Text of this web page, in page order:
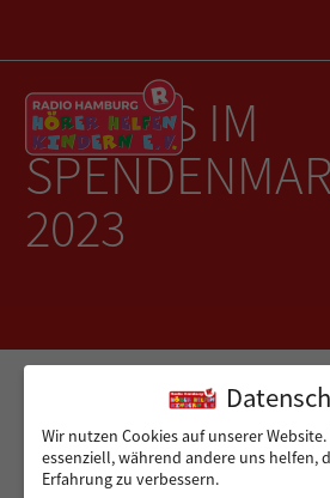
PROMIS IM
2023
Wir nutzen Cookies auf unserer
essenziell, während andere uns helfen,
Erfahrung zu verbessern.